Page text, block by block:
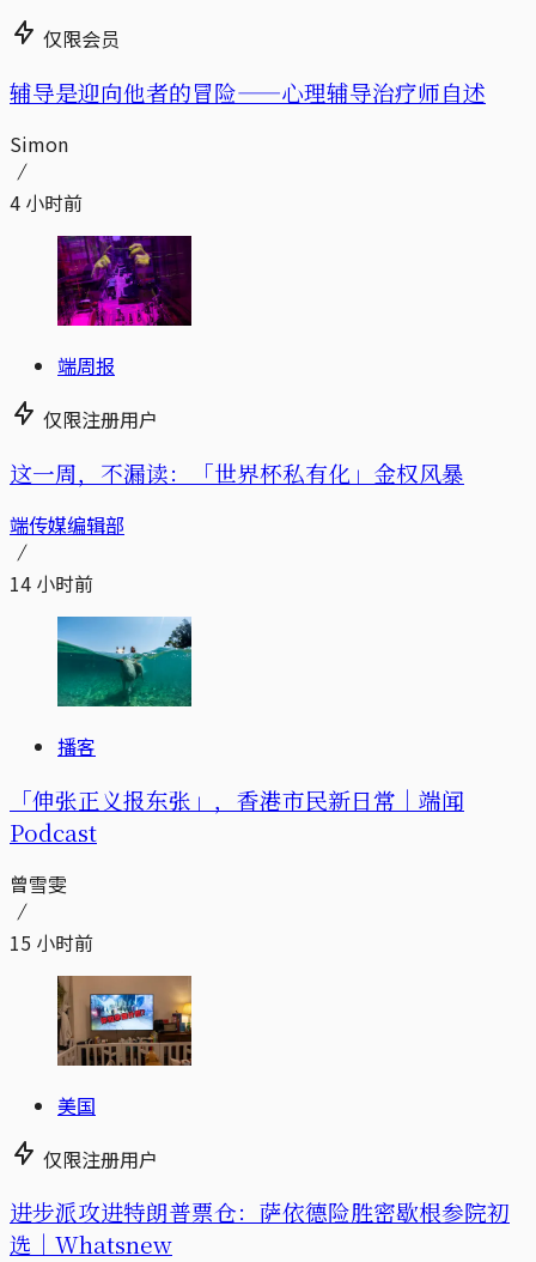
仅限会员
辅导是迎向他者的冒险——心理辅导治疗师自述
Simon
4 小时前
端周报
仅限注册用户
这一周，不漏读：「世界杯私有化」金权风暴
端传媒编辑部
14 小时前
播客
「伸张正义报东张」，香港市民新日常｜端闻
Podcast
曾雪雯
15 小时前
美国
仅限注册用户
进步派攻进特朗普票仓：萨依德险胜密歇根参院初
选｜Whatsnew